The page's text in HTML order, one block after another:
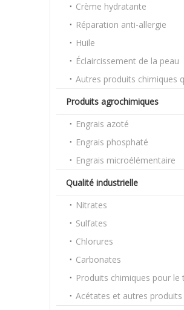
Crème hydratante
Réparation anti-allergie
Huile
Éclaircissement de la peau
Produits agrochimiques
Engrais azoté
Engrais phosphaté
Engrais microélémentaire
Qualité industrielle
Nitrates
Sulfates
Chlorures
Carbonates